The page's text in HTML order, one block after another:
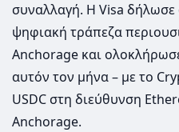
συναλλαγή. Η Visa δήλωσε
ψηφιακή τράπεζα
Anchorage και
αυτόν τον μήνα – με το
USDC στη διεύθυνση
Anchorage.